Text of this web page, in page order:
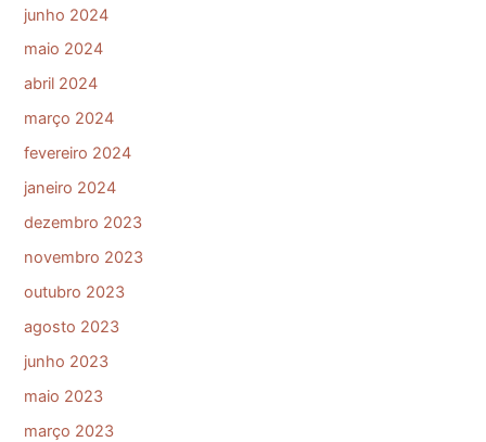
junho 2024
maio 2024
abril 2024
março 2024
fevereiro 2024
janeiro 2024
dezembro 2023
novembro 2023
outubro 2023
agosto 2023
junho 2023
maio 2023
março 2023